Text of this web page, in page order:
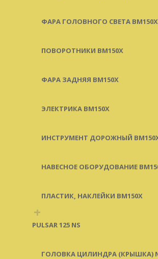
ФАРА ГОЛОВНОГО СВЕТА BM150X
ПОВОРОТНИКИ BM150X
ФАРА ЗАДНЯЯ BM150X
ЭЛЕКТРИКА BM150X
ИНСТРУМЕНТ ДОРОЖНЫЙ
НАВЕСНОЕ ОБОРУДОВАНИЕ
ПЛАСТИК, НАКЛЕЙКИ BM150X
+
PULSAR 125 NS
ГОЛОВКА ЦИЛИНДРА (КРЫШКА)